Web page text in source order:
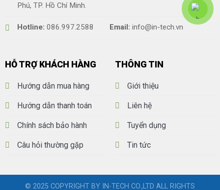
Phú, TP. Hồ Chí Minh.
Hotline: 086.997.2588 Email: info@in-tech.vn
HỖ TRỢ KHÁCH HÀNG
Hướng dẫn mua hàng
Hướng dẫn thanh toán
Chính sách bảo hành
Câu hỏi thường gặp
THÔNG TIN
Giới thiệu
Liên hệ
Tuyển dụng
Tin tức
© 2025 COPYRIGHT BY IN-TECH CO.,LTD ALL RIGHTS